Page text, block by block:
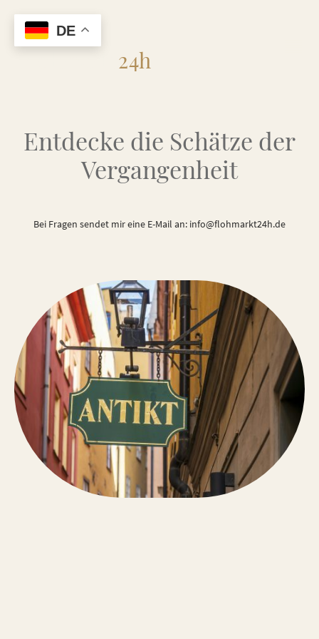
24h
Entdecke die Schätze der
Vergangenheit
Bei Fragen sendet mir eine E-Mail an: info@flohmarkt24h.de
DE